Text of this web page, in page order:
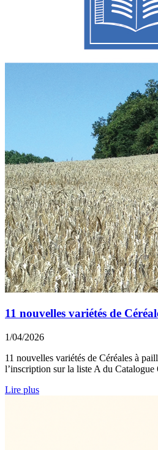
11 nouvelles variétés de
1/04/2026
11 nouvelles variétés de Céréales à
l’inscription sur la liste A du
Lire plus